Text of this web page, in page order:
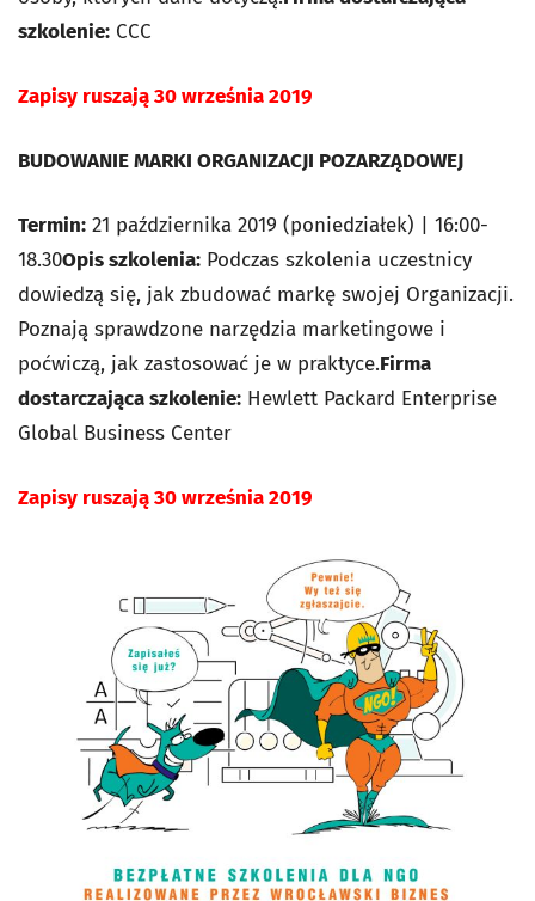
szkolenie: CCC
Zapisy ruszają 30 września 2019
BUDOWANIE MARKI ORGANIZACJI POZARZĄDOWEJ
Termin: 21 października 2019 (poniedziałek) | 16:00-
18.30Opis szkolenia: Podczas szkolenia uczestnicy
dowiedzą się, jak zbudować markę swojej Organizacji.
Poznają sprawdzone narzędzia marketingowe i
poćwiczą, jak zastosować je w praktyce.Firma
dostarczająca szkolenie: Hewlett Packard Enterprise
Global Business Center
Zapisy ruszają 30 września 2019